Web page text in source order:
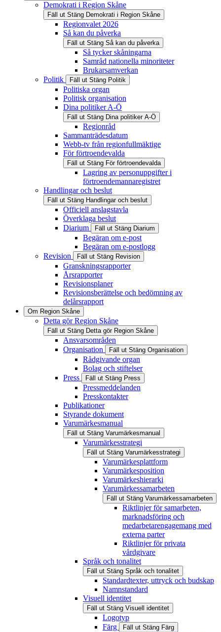
Demokrati i Region Skåne
Fäll ut Stäng Demokrati i Region Skåne
Regionvalet 2026
Så kan du påverka
Fäll ut Stäng Så kan du påverka
Så tycker skåningarna
Samråd nationella minoriteter
Brukarsamverkan
Politik
Fäll ut Stäng Politik
Politiska organ
Politisk organisation
Dina politiker A-Ö
Fäll ut Stäng Dina politiker A-Ö
Regionråd
Sammanträdesdatum
Webb-tv från regionfullmäktige
För förtroendevalda
Fäll ut Stäng För förtroendevalda
Lagring av personuppgifter i
förtroendemannaregistret
Handlingar och beslut
Fäll ut Stäng Handlingar och beslut
Officiell anslagstavla
Överklaga beslut
Diarium
Fäll ut Stäng Diarium
Begäran om e-post
Begäran om e-postlogg
Revision
Fäll ut Stäng Revision
Granskningsrapporter
Årsrapporter
Revisionsplaner
Revisionsberättelse och bedömning av
delårsrapport
Om Region Skåne
Detta gör Region Skåne
Fäll ut Stäng Detta gör Region Skåne
Ansvarsområden
Organisation
Fäll ut Stäng Organisation
Rådgivande organ
Bolag och stiftelser
Press
Fäll ut Stäng Press
Pressmeddelanden
Presskontakter
Publikationer
Styrande dokument
Varumärkesmanual
Fäll ut Stäng Varumärkesmanual
Varumärkesstrategi
Fäll ut Stäng Varumärkesstrategi
Varumärkesplattform
Varumärkesposition
Varumärkeshierarki
Varumärkessamarbeten
Fäll ut Stäng Varumärkessamarbeten
Riktlinjer för samarbeten,
marknadsföring och
medarbetarengagemang med
externa parter
Riktlinjer för privata
vårdgivare
Språk och tonalitet
Fäll ut Stäng Språk och tonalitet
Standardtexter, uttryck och budskap
Namnstandard
Visuell identitet
Fäll ut Stäng Visuell identitet
Logotyp
Färg
Fäll ut Stäng Färg